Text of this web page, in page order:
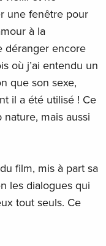
une fenêtre pour
à la
déranger encore
où j’ai entendu un
que son sexe,
il a été utilisé ! Ce
mais aussi
film, mis à part sa
les dialogues qui
tout seuls. Ce